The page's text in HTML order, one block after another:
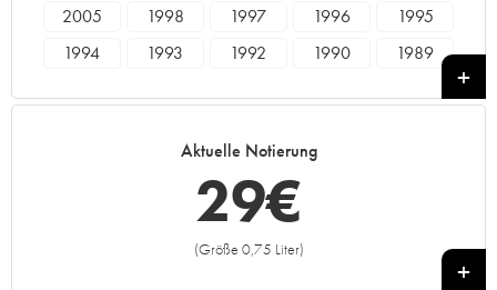
2005 1998 1997 1996
1995
1994
1993 1992 1990
1989
Aktuelle Notierung
29€
(Größe 0,75 Liter)
+